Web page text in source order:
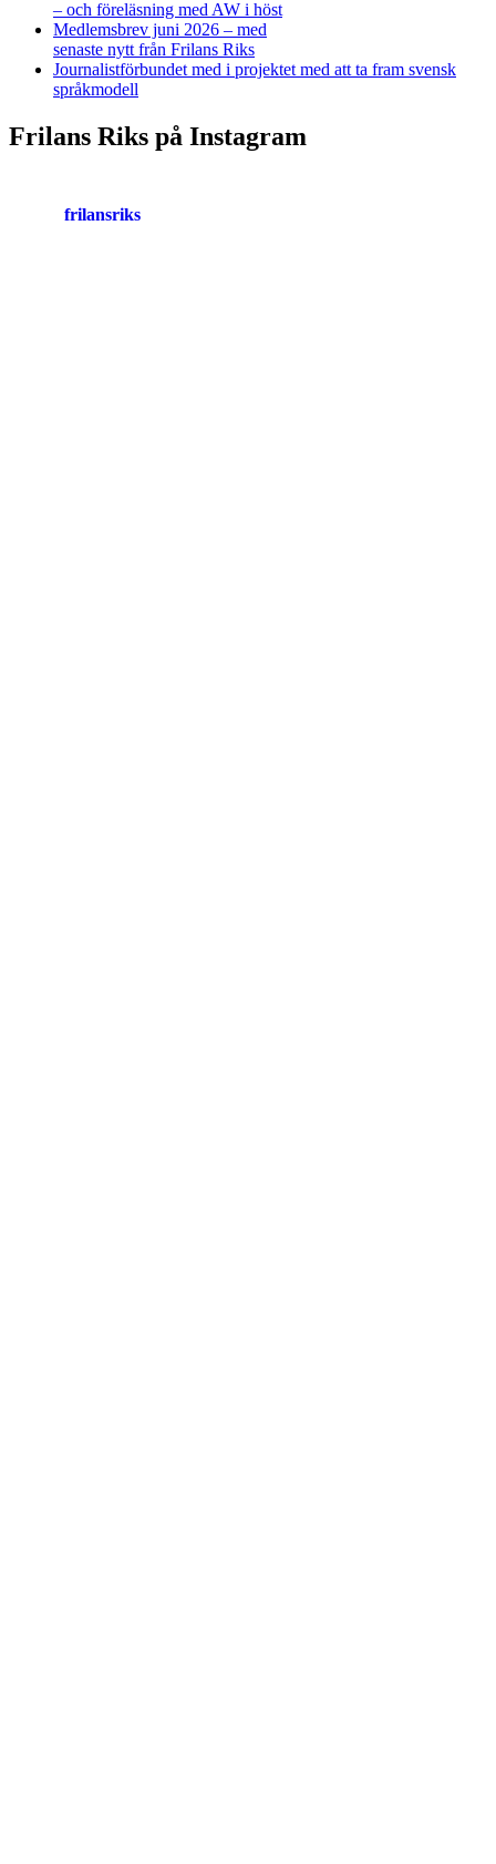
– och föreläsning med AW i höst
Medlemsbrev juni 2026 – med
senaste nytt från Frilans Riks
Journalistförbundet med i projektet med att ta fram svensk
språkmodell
Frilans Riks på Instagram
frilansriks